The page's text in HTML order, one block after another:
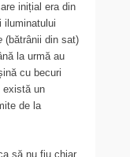
inițial era din
iluminatului
(bătrânii din sat)
la urmă au
cu becuri
există un
de la
să nu fiu chiar